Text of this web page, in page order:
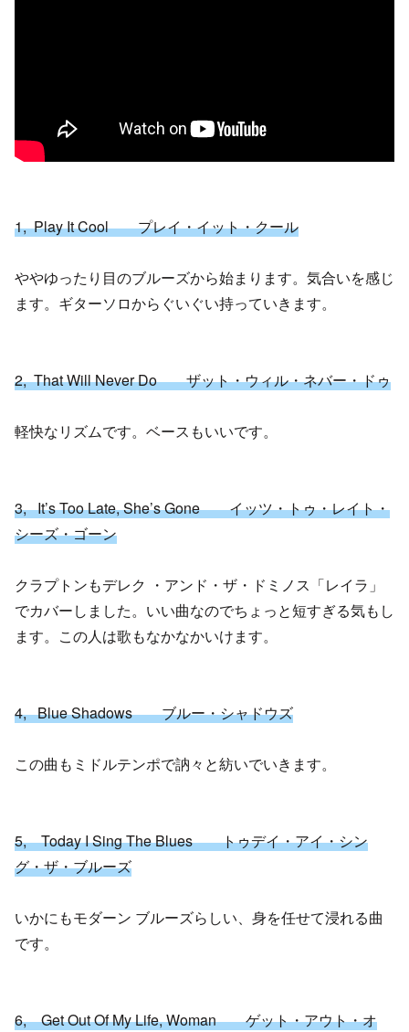
1, Play It Cool プレイ・イット・クール
ややゆったり目のブルーズから始まります。気合いを感じ
ます。ギターソロからぐいぐい持っていきます。
2, That Will Never Do ザット・ウィル・ネバー・ドゥ
軽快なリズムです。ベースもいいです。
3, It’s Too Late, She’s Gone イッツ・トゥ・レイト・
シーズ・ゴーン
クラプトンもデレク ・アンド・ザ・ドミノス「レイラ」
でカバーしました。いい曲なのでちょっと短すぎる気もし
ます。この人は歌もなかなかいけます。
4, Blue Shadows ブルー・シャドウズ
この曲もミドルテンポで訥々と紡いでいきます。
5, Today I Sing The Blues トゥデイ・アイ・シン
グ・ザ・ブルーズ
いかにもモダーン ブルーズらしい、身を任せて浸れる曲
です。
6, Get Out Of My Life, Woman ゲット・アウト・オ